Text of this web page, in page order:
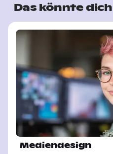
Das könnte
Mediendesign